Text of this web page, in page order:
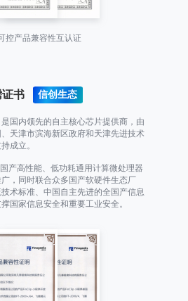
控产品兼容性互认证
书
国内领先的自主核心芯片提供商，由
天津市滨海新区政府和天津先进技术
成立。
产高性能、低功耗通用计算微处理器
，同时联合众多国产软硬件生态厂
术标准、中国自主先进的全国产信息
国家信息安全和重要工业安全。